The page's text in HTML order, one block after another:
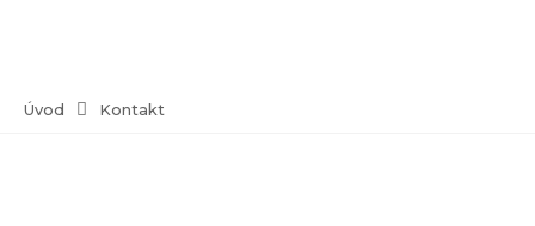
Úvod Kontakt